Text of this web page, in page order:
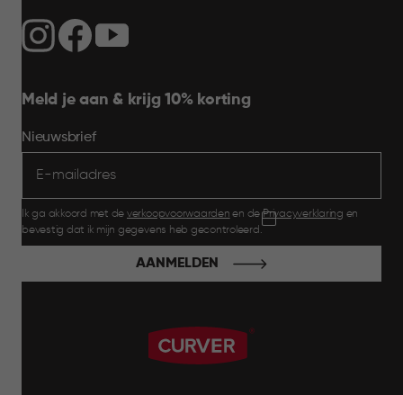
Meld je aan & krijg 10% korting
Nieuwsbrief
Ik ga akkoord met de verkoopvoorwaarden en dePrivacyverklaring en
bevestig dat ik mijn gegevens heb gecontroleerd.
AANMELDEN